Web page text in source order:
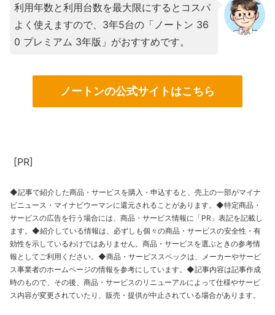
利用年数と利用台数を最大限にするとコスパ
よく使えますので、3年5台の「ノートン 36
0 プレミアム 3年版」がおすすめです。
ノートンの公式サイトはこちら
[PR]
◆記事で紹介した商品・サービスを購入・申込すると、売上の一部がマイナ
ビニュース・マイナビウーマンに還元されることがあります。◆特定商品・
サービスの広告を行う場合には、商品・サービス情報に「PR」表記を記載し
ます。◆紹介している情報は、必ずしも個々の商品・サービスの安全性・有
効性を示しているわけではありません。商品・サービスを選ぶときの参考情
報としてご利用ください。◆商品・サービススペックは、メーカーやサービ
ス事業者のホームページの情報を参考にしています。◆記事内容は記事作成
時のもので、その後、商品・サービスのリニューアルによって仕様やサービ
ス内容が変更されていたり、販売・提供が中止されている場合があります。